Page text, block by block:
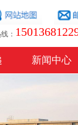
线 ：
新闻中心